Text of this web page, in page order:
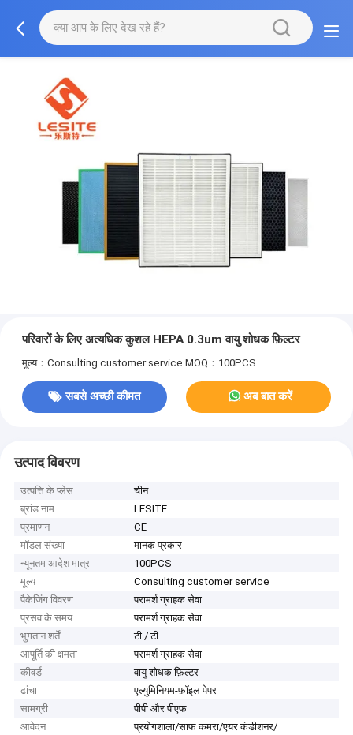
परिवारों के लिए अत्यधिक कुशल HEPA 0.3um वायु शोधक फ़िल्टर
मूल्य：Consulting customer service MOQ：100PCS
सबसे अच्छी कीमत अब बात करें
उत्पाद विवरण
उत्पत्ति के प्लेस
चीन
ब्रांड नाम
LESITE
प्रमाणन
CE
मॉडल संख्या
मानक प्रकार
न्यूनतम आदेश मात्रा
100PCS
मूल्य
Consulting customer service
पैकेजिंग विवरण
परामर्श ग्राहक सेवा
प्रसव के समय
परामर्श ग्राहक सेवा
भुगतान शर्तें
टी / टी
आपूर्ति की क्षमता
परामर्श ग्राहक सेवा
कीवर्ड
वायु शोधक फ़िल्टर
ढांचा
एल्युमिनियम-फ़ॉइल पेपर
सामग्री
पीपी और पीएफ
आवेदन
प्रयोगशाला/साफ कमरा/एयर कंडीशनर/